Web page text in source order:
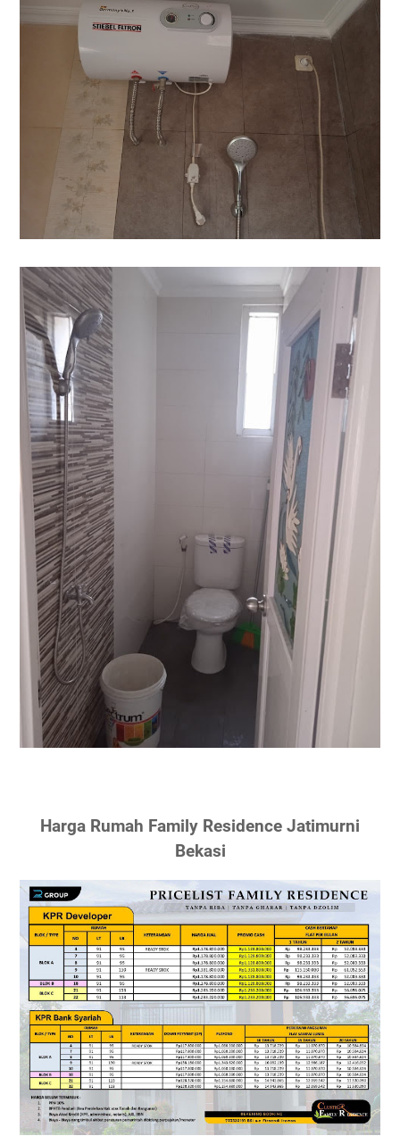
Harga Rumah Family Residence Jatimurni
Bekasi